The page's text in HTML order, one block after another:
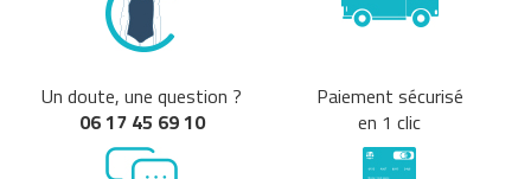
Un doute, une question ?
06 17 45 69 10
Paiement sécurisé
en 1 clic